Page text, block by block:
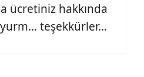
ücretiniz hakkında
teşekkürler…